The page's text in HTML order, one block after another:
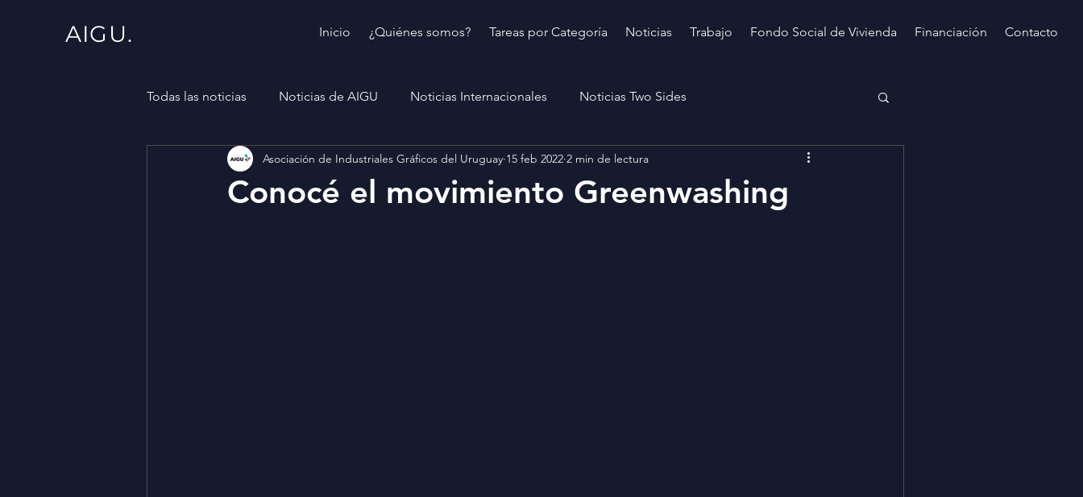
AIGU. Inicio ¿Quiénes somos? Tareas por Categoría Noticias Trabajo Fondo Social de Vivienda Financiación Contacto
Todas las noticias Noticias de AIGU Noticias Internacionales Noticias Two Sides
Conocé el movimiento Greenwashing
Asociación de Industriales Gráficos del Uruguay 15 feb 2022 2 min de lectura